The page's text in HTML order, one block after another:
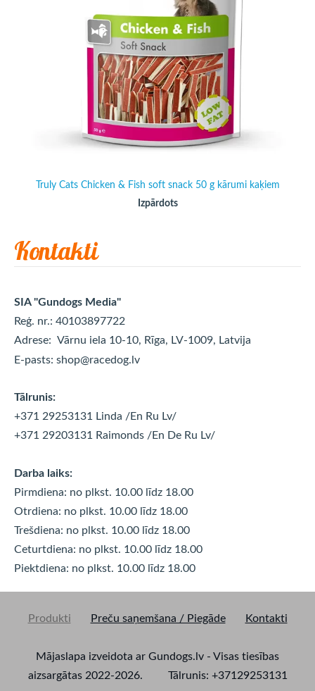
Kontakti
SIA "Gundogs Media"
Reģ. nr.: 40103897722
Adrese: Vārnu iela 10-10, Rīga, LV-1009, Latvija
E-pasts: shop@racedog.lv
Tālrunis:
+371 29253131 Linda /En Ru Lv/
+371 29203131 Raimonds /En De Ru Lv/
Darba laiks:
Pirmdiena: no plkst. 10.00 līdz 18.00
Otrdiena: no plkst. 10.00 līdz 18.00
Trešdiena: no plkst. 10.00 līdz 18.00
Ceturtdiena: no plkst. 10.00 līdz 18.00
Piektdiena: no plkst. 10.00 līdz 18.00
Truly Cats Chicken & Fish soft snack 50 g kārumi kaķiem
Izpārdots
Produkti Preču saņemšana / Piegāde Kontakti
Mājaslapa izveidota ar Gundogs.lv - Visas tiesības
aizsargātas 2022-2026. Tālrunis: +37129253131